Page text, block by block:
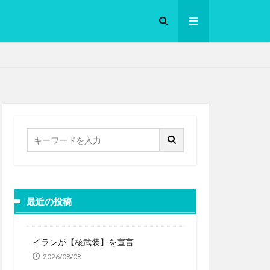
最近の投稿
イランが【核武装】を宣言
2026/08/08
クッカー